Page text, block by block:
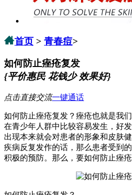
首页 > 青春痘>
如何防止痤疮复发
{平价惠民 花钱少 效果好}
点击直接交流一键通话
如何防止痤疮复发？痤疮也就是我
在青少年人群中比较容易发生，好
出现本来就会对患者的形象和皮肤
疾病反复发作的话，那么患者受到
积极的预防。那么，要如何防止痤